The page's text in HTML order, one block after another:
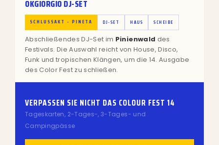
OKGIORGIO DJ-SET
SCHLUSSAKT - PINETA DJ-SET HAUS SCHEIBE
Abschließendes DJ-Set im Pinienwald des
Festivals. Die Auswahl reicht von House, Disco,
Funk und tropischen Klängen, um die 14. Ausgabe
des Color Fest zu schließen.
VERPASSEN SIE NICHT DAS COLOUR FEST 14
Tageskarten, 2-Tages-, 3-Tages- und
Campingpässe